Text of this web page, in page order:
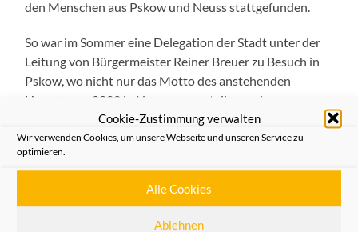
Cookie-Zustimmung verwalten
Wir verwenden Cookies, um unsere Webseite und unseren Service zu
optimieren.
Alle Cookies
Ablehnen
den Menschen aus Pskow und Neuss stattgefunden.
So war im Sommer eine Delegation der Stadt unter der
Leitung von Bürgermeister Reiner Breuer zu Besuch in
Pskow, wo nicht nur das Motto des anstehenden
Hansetages 2022 in Neuss vorgestellt wurde.
Aus diesem Grund freuen wir uns an diesen Abend über
einen sehr spannenden Impuls – Vortrag über die
Aktivitäten zwischen Pskow der Stadt Neuss durch
Herrn Wolfgang Spangenberger.